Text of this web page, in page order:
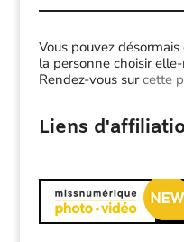
Vous pouvez
la personne choisir
Rendez-vous surcette
Liens